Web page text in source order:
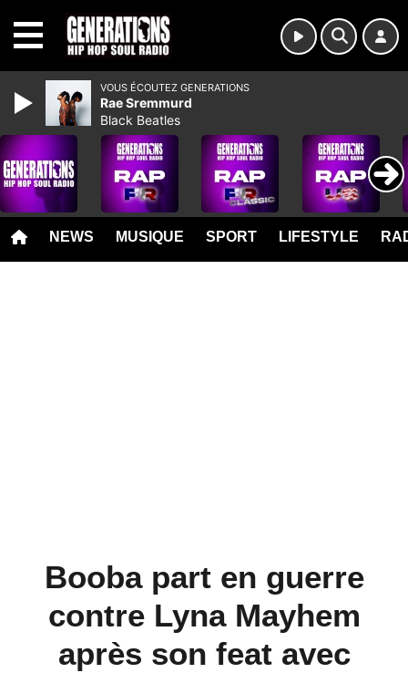
NEWS MUSIQUE SPORT LIFESTYLE
Booba part en guerre
contre Lyna Mayhem
après son feat avec
VOUS ÉCOUTEZ GENERATIONS
Rae Sremmurd
Black Beatles